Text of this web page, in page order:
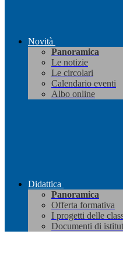
Novità
Panoramica
Le notizie
Le circolari
Calendario eventi
Albo online
Didattica
Panoramica
Offerta formativa
I progetti delle
Documenti di